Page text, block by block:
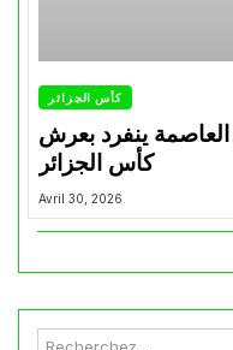
كأس الجزائر
العاصمة ينفرد بعرش
كأس الجزائر
Avril 30, 2026